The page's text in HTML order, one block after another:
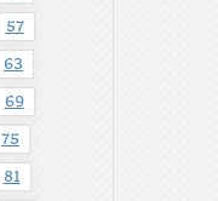
57
63
69
75
81